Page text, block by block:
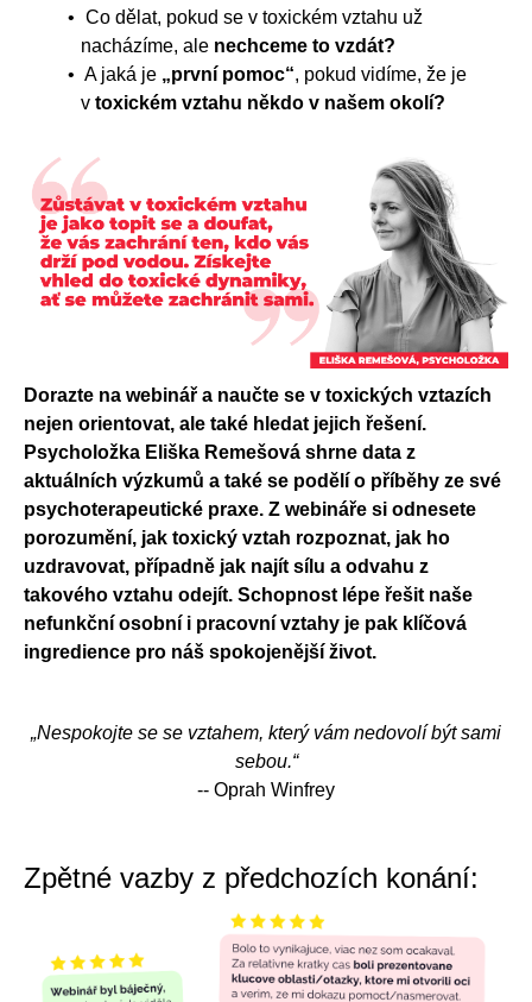
Co dělat, pokud se v toxickém vztahu už
nacházíme, ale nechceme to vzdát?
A jaká je„první pomoc“, pokud vidíme, že je
v toxickém vztahu někdo v našem okolí?
Dorazte na webinář a naučte se v toxických vztazích
nejen orientovat, ale také hledat jejich řešení.
Psycholožka Eliška Remešová shrne data z
aktuálních výzkumů a také se podělí o příběhy ze své
psychoterapeutické praxe. Z webináře si odnesete
porozumění, jak toxický vztah rozpoznat, jak ho
uzdravovat, případně jak najít sílu a odvahu z
takového vztahu odejít. Schopnost lépe řešit naše
nefunkční osobní i pracovní vztahy je pak klíčová
ingredience pro náš spokojenější život.
„Nespokojte se se vztahem, který vám nedovolí být sami
sebou.“
-- Oprah Winfrey
Zpětné vazby z předchozích konání: